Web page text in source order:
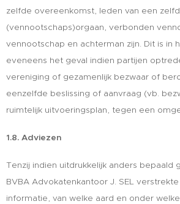
zelfde overeenkomst, leden van een
(vennootschaps)orgaan, verbonden
vennootschap en achterman zijn. Dit is in
eveneens het geval indien partijen
vereniging of gezamenlijk bezwaar of
eenzelfde beslissing of aanvraag (vb.
ruimtelijk uitvoeringsplan, tegen een
1.8. Adviezen
Tenzij indien uitdrukkelijk anders bepaald
BVBA Advokatenkantoor J. SEL
informatie, van welke aard en onder